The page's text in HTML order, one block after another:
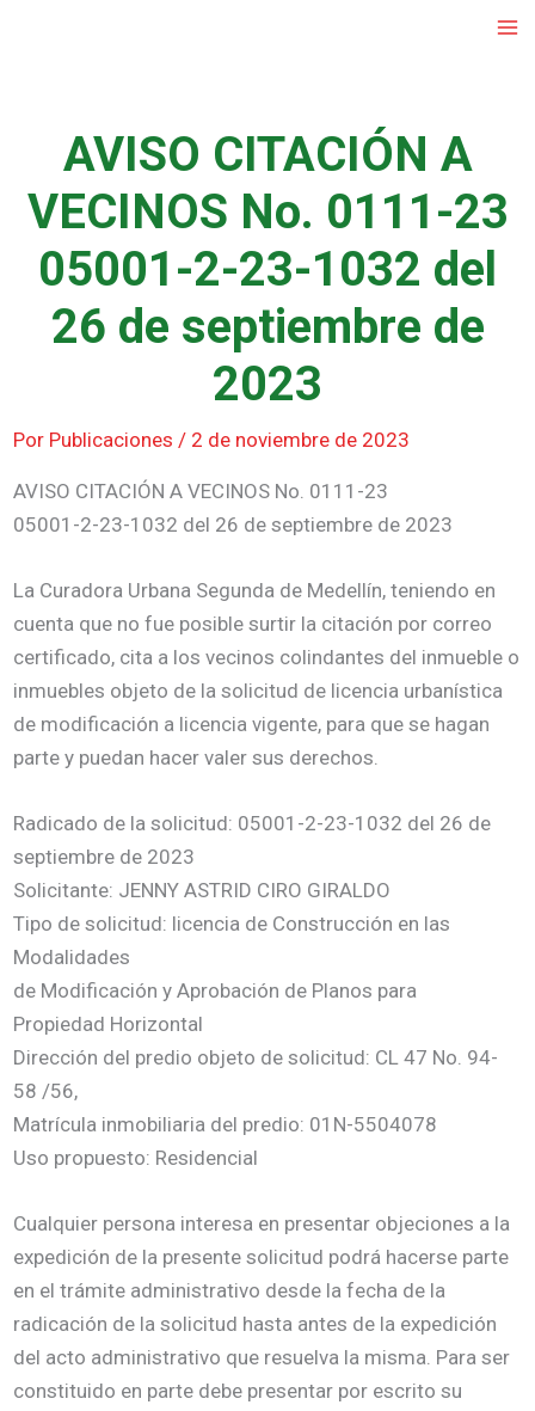
AVISO CITACIÓN A
VECINOS No. 0111-23
05001-2-23-1032 del
26 de septiembre de
2023
Por Publicaciones / 2 de noviembre de 2023
AVISO CITACIÓN A VECINOS No. 0111-23
05001-2-23-1032 del 26 de septiembre de 2023
La Curadora Urbana Segunda de Medellín, teniendo en
cuenta que no fue posible surtir la citación por correo
certificado, cita a los vecinos colindantes del inmueble o
inmuebles objeto de la solicitud de licencia urbanística
de modificación a licencia vigente, para que se hagan
parte y puedan hacer valer sus derechos.
Radicado de la solicitud: 05001-2-23-1032 del 26 de
septiembre de 2023
Solicitante: JENNY ASTRID CIRO GIRALDO
Tipo de solicitud: licencia de Construcción en las
Modalidades
de Modificación y Aprobación de Planos para
Propiedad Horizontal
Dirección del predio objeto de solicitud: CL 47 No. 94-
58 /56,
Matrícula inmobiliaria del predio: 01N-5504078
Uso propuesto: Residencial
Cualquier persona interesa en presentar objeciones a la
expedición de la presente solicitud podrá hacerse parte
en el trámite administrativo desde la fecha de la
radicación de la solicitud hasta antes de la expedición
del acto administrativo que resuelva la misma. Para ser
constituido en parte debe presentar por escrito su